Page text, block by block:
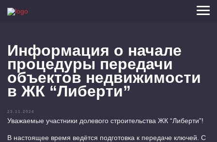
Информация о начале
процедуры передачи
объектов недвижимости
в ЖК “Либерти”
23.11.2024
Уважаемые участники долевого строительства ЖК “Либерти”!
В настоящее время ведётся подготовка к передаче ключей. С